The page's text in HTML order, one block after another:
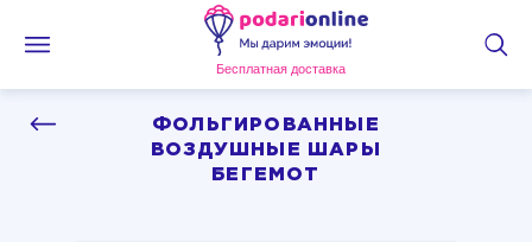
Бесплатная доставка
ФОЛЬГИРОВАННЫЕ
ВОЗДУШНЫЕ ШАРЫ
БЕГЕМОТ